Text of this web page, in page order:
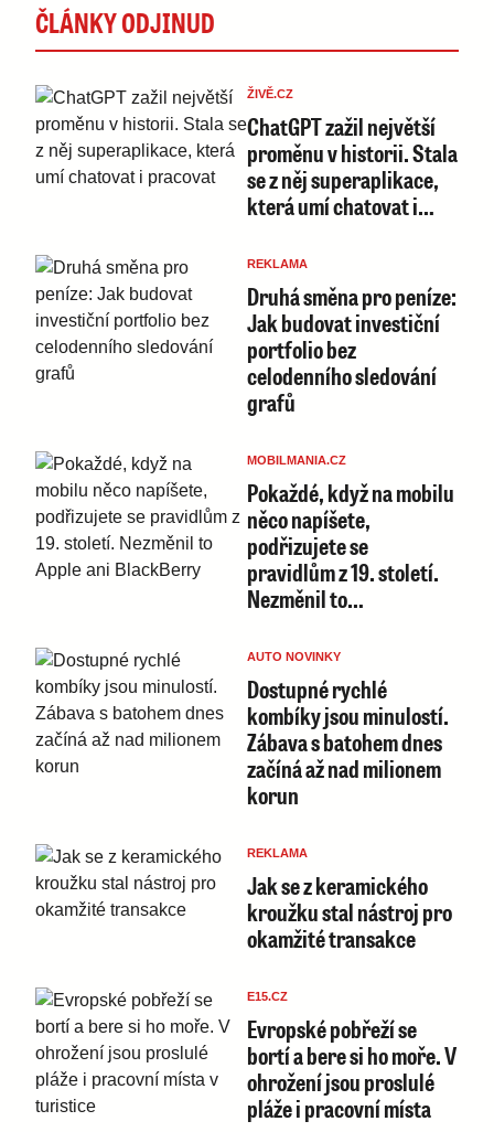
ČLÁNKY ODJINUD
ŽIVĚ.CZ
ChatGPT zažil největší
proměnu v historii. Stala
se z něj superaplikace,
která umí chatovat i…
REKLAMA
Druhá směna pro peníze:
Jak budovat investiční
portfolio bez
celodenního sledování
grafů
MOBILMANIA.CZ
Pokaždé, když na mobilu
něco napíšete,
podřizujete se
pravidlům z 19. století.
Nezměnil to…
AUTO NOVINKY
Dostupné rychlé
kombíky jsou minulostí.
Zábava s batohem dnes
začíná až nad milionem
korun
REKLAMA
Jak se z keramického
kroužku stal nástroj pro
okamžité transakce
E15.CZ
Evropské pobřeží se
bortí a bere si ho moře. V
ohrožení jsou proslulé
pláže i pracovní místa